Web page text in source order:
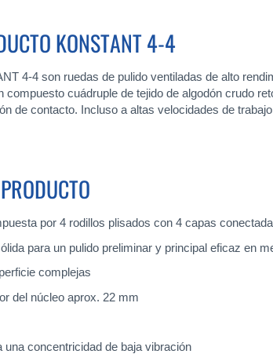
KONSTANT 4-4
4-4 son ruedas de pulido ventiladas de alto
cuádruple de tejido de algodón crudo
de contacto. Incluso a altas velocidades de
por 4 rodillos plisados con 4 capas
para un pulido preliminar y principal eficaz en
complejas
del núcleo aprox. 22 mm
una concentricidad de baja vibración